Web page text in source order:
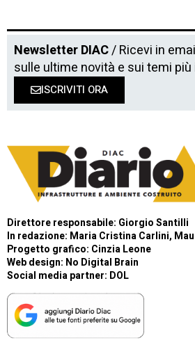
Newsletter DIAC/ Ricevi in
sulle ultime novità e sui temi
ISCRIVITI ORA
Direttore responsabile: Giorgio Santilli
In redazione: Maria Cristina Carlini,
Progetto grafico: Cinzia Leone
Web design: No Digital Brain
Social media partner: DOL